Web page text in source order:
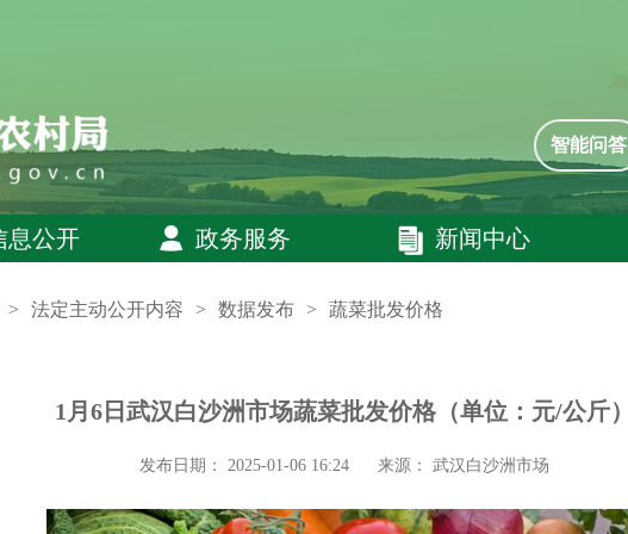
智能问答
息公开 政务服务 新闻中心
> 法定主动公开内容 > 数据发布 > 蔬菜批发价格
1月6日武汉白沙洲市场蔬菜批发价格（单位：元/公斤）
发布日期： 2025-01-06 16:24 来源： 武汉白沙洲市场